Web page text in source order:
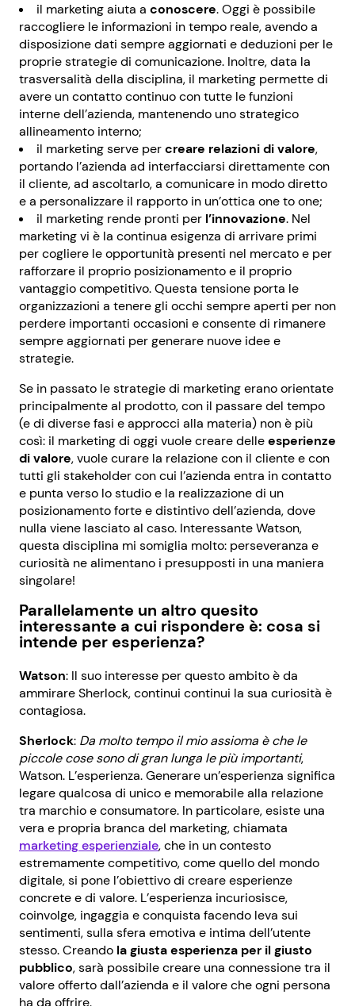
il marketing aiuta a conoscere. Oggi è possibile
raccogliere le informazioni in tempo reale, avendo a
disposizione dati sempre aggiornati e deduzioni per le
proprie strategie di comunicazione. Inoltre, data la
trasversalità della disciplina, il marketing permette di
avere un contatto continuo con tutte le funzioni
interne dell’azienda, mantenendo uno strategico
allineamento interno;
il marketing serve percreare relazioni di valore,
portando l’azienda ad interfacciarsi direttamente con
il cliente, ad ascoltarlo, a comunicare in modo diretto
e a personalizzare il rapporto in un’ottica one to one;
il marketing rende pronti per l’innovazione. Nel
marketing vi è la continua esigenza di arrivare primi
per cogliere le opportunità presenti nel mercato e per
rafforzare il proprio posizionamento e il proprio
vantaggio competitivo. Questa tensione porta le
organizzazioni a tenere gli occhi sempre aperti per non
perdere importanti occasioni e consente di rimanere
sempre aggiornati per generare nuove idee e
strategie.
Se in passato le strategie di marketing erano orientate
principalmente al prodotto, con il passare del tempo
(e di diverse fasi e approcci alla materia) non è più
così: il marketing di oggi vuole creare delleesperienze
di valore, vuole curare la relazione con il cliente e con
tutti gli stakeholder con cui l’azienda entra in contatto
e punta verso lo studio e la realizzazione di un
posizionamento forte e distintivo dell’azienda, dove
nulla viene lasciato al caso. Interessante Watson,
questa disciplina mi somiglia molto: perseveranza e
curiosità ne alimentano i presupposti in una maniera
singolare!
Parallelamente un altro quesito
interessante a cui rispondere è: cosa si
intende per esperienza?
Watson: Il suo interesse per questo ambito è da
ammirare Sherlock, continui continui la sua curiosità è
contagiosa.
Sherlock: Da molto tempo il mio assioma è che le
piccole cose sono di gran lunga le più importanti,
Watson. L’esperienza. Generare un’esperienza significa
legare qualcosa di unico e memorabile alla relazione
tra marchio e consumatore. In particolare, esiste una
vera e propria branca del marketing, chiamata
marketing esperienziale, che in un contesto
estremamente competitivo, come quello del mondo
digitale, si pone l’obiettivo di creare esperienze
concrete e di valore. L’esperienza incuriosisce,
coinvolge, ingaggia e conquista facendo leva sui
sentimenti, sulla sfera emotiva e intima dell’utente
stesso. Creando la giusta esperienza per il giusto
pubblico, sarà possibile creare una connessione tra il
valore offerto dall’azienda e il valore che ogni persona
ha da offrire.